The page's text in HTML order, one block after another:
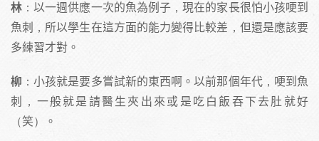
林 ：以一週供應一次的魚為例子，現在的家長很怕小孩哽到
魚刺，所以學生在這方面的能力變得比較差，但還是應該要
多練習才對。
柳 ：小孩就是要多嘗試新的東西啊。以前那個年代，哽到魚
刺，一般就是請醫生夾出來或是吃白飯吞下去肚就好
（笑）。